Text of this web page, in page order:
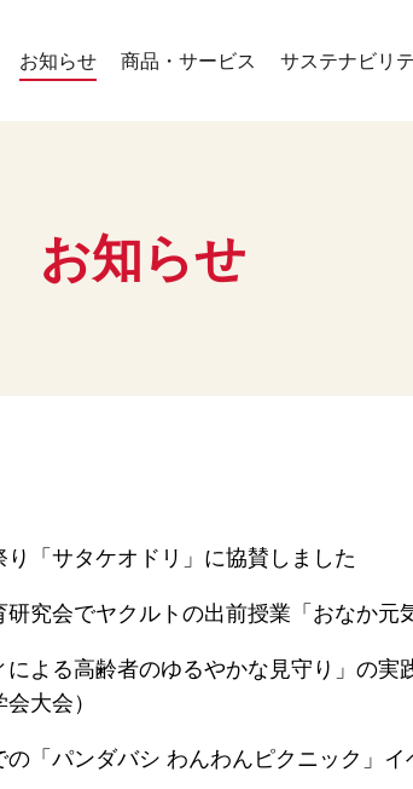
お知らせ 商品・サービス サステナビリ
お知らせ
「サタケオドリ」に協賛しました
研究会でヤクルトの出前授業「おなか元
による高齢者のゆるやかな見守り」の
大会）
の「パンダバシ わんわんピクニック」